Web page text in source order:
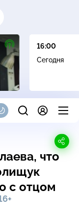
16+
16:00
Сегодня
что
с отцом